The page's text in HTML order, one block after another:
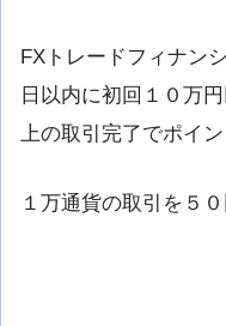
FXトレードフィナン
日以内に初回１０万
上の取引完了でポイン
１万通貨の取引を５